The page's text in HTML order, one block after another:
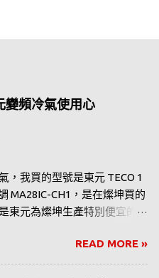
變頻冷氣使用心
，我買的型號是東元 TECO 1
MA28IC-CH1，是在燦坤買的
東元為燦坤生產特別便宜的
看到相似外型的型號，應該
，所以比較便宜。
READ MORE »